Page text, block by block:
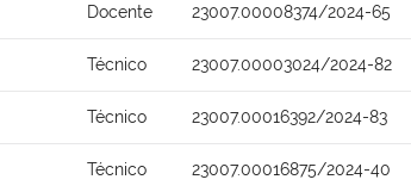
Docente 23007.00008374/2024-65
Técnico 23007.00003024/2024-82
Técnico 23007.00016392/2024-83
Técnico 23007.00016875/2024-40